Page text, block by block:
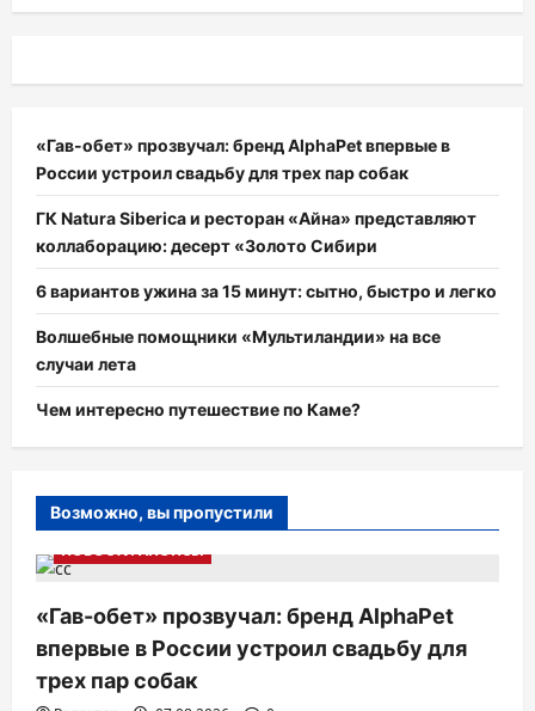
«Гав-обет» прозвучал: бренд AlphaPet впервые в
России устроил свадьбу для трех пар собак
ГК Natura Siberica и ресторан «Айна» представляют
коллаборацию: десерт «Золото Сибири
6 вариантов ужина за 15 минут: сытно, быстро и легко
Волшебные помощники «Мультиландии» на все
случаи лета
Чем интересно путешествие по Каме?
Возможно, вы пропустили
НОВОСТИ АНОНСЫ
«Гав-обет» прозвучал: бренд AlphaPet
впервые в России устроил свадьбу для
трех пар собак